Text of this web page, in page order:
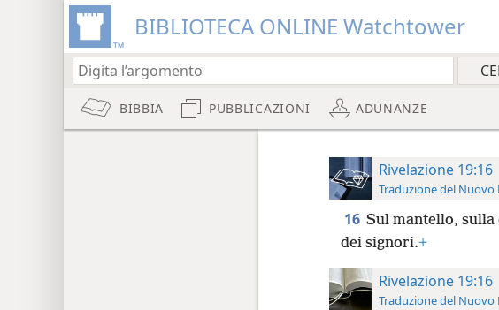
BIBLIOTECA ONLINE Watchtower
BIBBIA PUBBLICAZIONI ADUNANZE
Rivelazione 19:16
Traduzione del
16 Sul mantello, sulla
dei signori.+
Rivelazione 19:16
Traduzione del